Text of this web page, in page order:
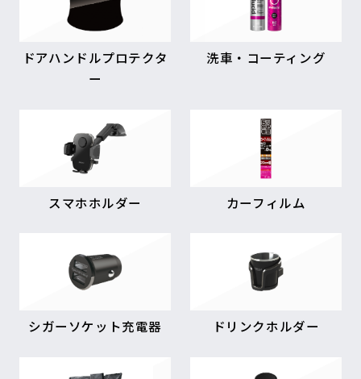
ドアハンドルプロテクタ
ー
洗車・コーティング
スマホホルダー カーフィルム
シガーソケット充電器 ドリンクホルダー